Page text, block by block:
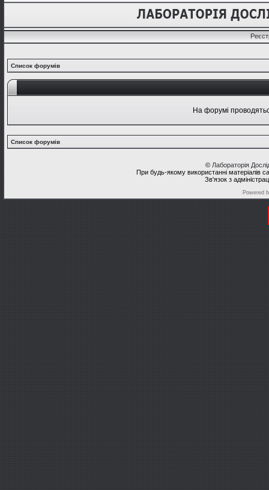
Список форумів
На форумі
Список форумів
© Лабораторія
При будь-якому використанні матеріалів
Зв'язок з
Powered